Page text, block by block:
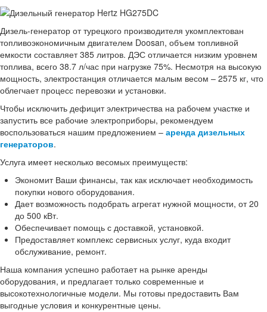
Дизель-генератор от турецкого производителя укомплектован
топливоэкономичным двигателем Doosan, объем топливной
емкости составляет 385 литров. ДЭС отличается низким уровнем
топлива, всего 38.7 л/час при нагрузке 75%. Несмотря на высокую
мощность, электростанция отличается малым весом – 2575 кг, что
облегчает процесс перевозки и установки.
Чтобы исключить дефицит электричества на рабочем участке и
запустить все рабочие электроприборы, рекомендуем
воспользоваться нашим предложением – аренда дизельных
генераторов.
Услуга имеет несколько весомых преимуществ:
Экономит Ваши финансы, так как исключает необходимость
покупки нового оборудования.
Дает возможность подобрать агрегат нужной мощности, от 20
до 500 кВт.
Обеспечивает помощь с доставкой, установкой.
Предоставляет комплекс сервисных услуг, куда входит
обслуживание, ремонт.
Наша компания успешно работает на рынке аренды
оборудования, и предлагает только современные и
высокотехнологичные модели. Мы готовы предоставить Вам
выгодные условия и конкурентные цены.